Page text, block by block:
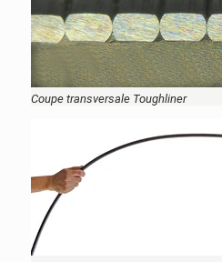
Coupe transversale Toughliner